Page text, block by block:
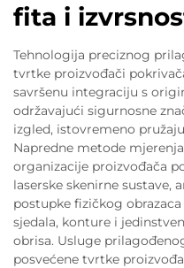
fita i
Tehnologija preciznog
tvrtke proizvođači
savršenu integraciju s
održavajući sigurnosne
izgled, istovremeno
Napredne metode
organizacije proizvođača
laserske skenirne sustave,
postupke fizičkog
sjedala, konture i
obrisa. Usluge
posvećene tvrtke